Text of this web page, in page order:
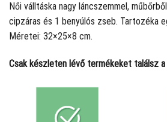
Női válltáska nagy láncszemmel,
cipzáras és 1 benyúlós zseb. Tartozéka
Méretei: 32×25×8 cm.
Csak készleten lévő termékeket találsz